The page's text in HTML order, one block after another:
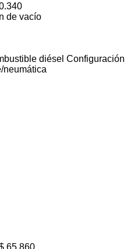
de vacío
diésel Configuración
neumática
65.860